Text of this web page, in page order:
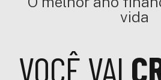
vida
VOCÊ VAI